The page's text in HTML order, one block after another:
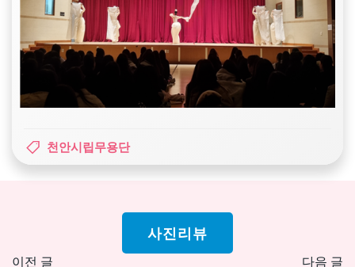
천안시립무용단
Post
이전 글
사진리뷰
다음 글